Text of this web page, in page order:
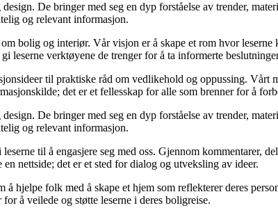
De bringer med seg en dyp forståelse av trender,
og relevant informasjon.
bolig og interiør. Vår visjon er å skape et rom hvor
leserne verktøyene de trenger for å ta informerte
til praktiske råd om vedlikehold og oppussing. Vårt
det er et fellesskap for alle som brenner for å
De bringer med seg en dyp forståelse av trender,
og relevant informasjon.
til å engasjere seg med oss. Gjennom kommentarer,
nettside; det er et sted for dialog og utveksling av ideer.
å hjelpe folk med å skape et hjem som reflekterer deres
å veilede og støtte leserne i deres boligreise.